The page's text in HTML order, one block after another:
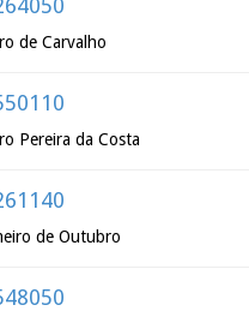
de Carvalho
Pereira da Costa
de Outubro